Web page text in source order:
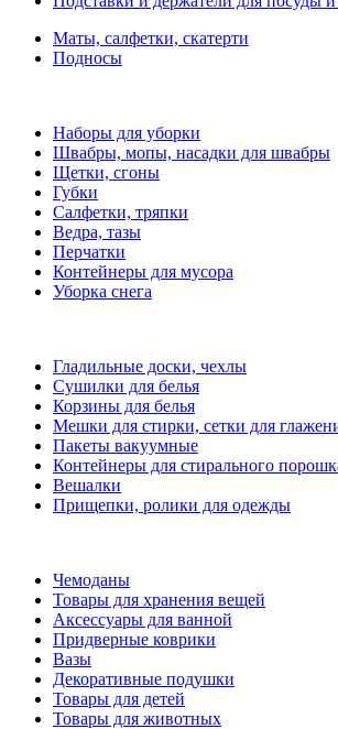
Маты, салфетки, скатерти
Подносы
Наборы для уборки
Швабры, мопы, насадки для швабры
Щетки, сгоны
Губки
Салфетки, тряпки
Ведра, тазы
Перчатки
Контейнеры для мусора
Уборка снега
Гладильные доски, чехлы
Сушилки для белья
Корзины для белья
Мешки для стирки, сетки для
Пакеты вакуумные
Контейнеры для стирального
Вешалки
Прищепки, ролики для одежды
Чемоданы
Товары для хранения вещей
Аксессуары для ванной
Придверные коврики
Вазы
Декоративные подушки
Товары для детей
Товары для животных